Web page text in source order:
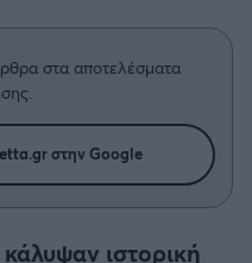
στα αποτελέσματα
στην Google
ιστορική